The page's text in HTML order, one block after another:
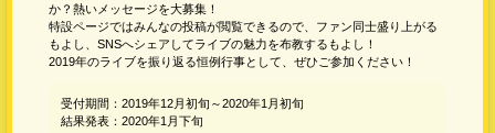
か？熱いメッセージを大募集！
特設ページではみんなの投稿が閲覧できるので、ファン同士盛り上がる
もよし、SNSへシェアしてライブの魅力を布教するもよし！
2019年のライブを振り返る恒例行事として、ぜひご参加ください！
受付期間：2019年12月初旬～2020年1月初旬
結果発表：2020年1月下旬